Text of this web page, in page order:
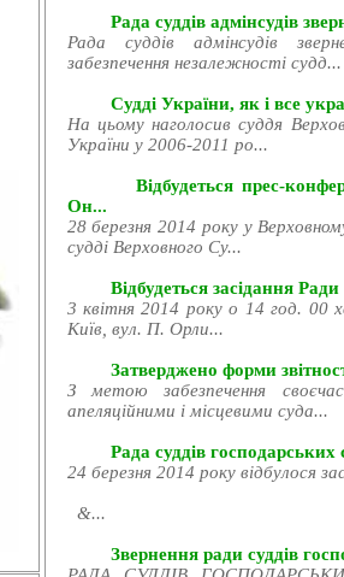
Рада суддів адмінсудів
Рада суддів адмінсудів
забезпечення незалежності судд...
Судді України, як і все
На цьому наголосив суддя
України у 2006-2011 ро...
Відбудеться прес-
Он...
28 березня 2014 року у
судді Верховного Су...
Відбудеться засідання
3 квітня 2014 року о 14 год. 00
Київ, вул. П. Орли...
Затверджено форми
З метою забезпечення
апеляційними і місцевими суда...
Рада суддів господарських
24 березня 2014 року відбулося
&...
Звернення ради суддів